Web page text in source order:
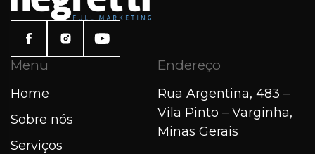
Menu
Home
Sobre nós
Serviços
Endereço
Rua Argentina, 483 –
Vila Pinto – Varginha,
Minas Gerais